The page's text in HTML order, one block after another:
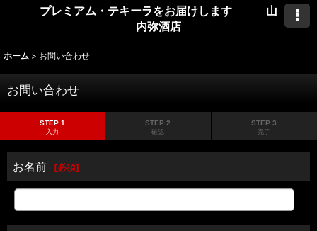
プレミアム・テキーラをお届けします 山
内弥酒店
ホーム > お問い合わせ
お問い合わせ
STEP 1
入力
STEP 2
確認
STEP 3
完了
お名前 [必須]